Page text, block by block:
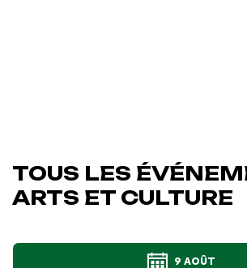
TOUS LES
ARTS ET CULTURE
9 AOÛT